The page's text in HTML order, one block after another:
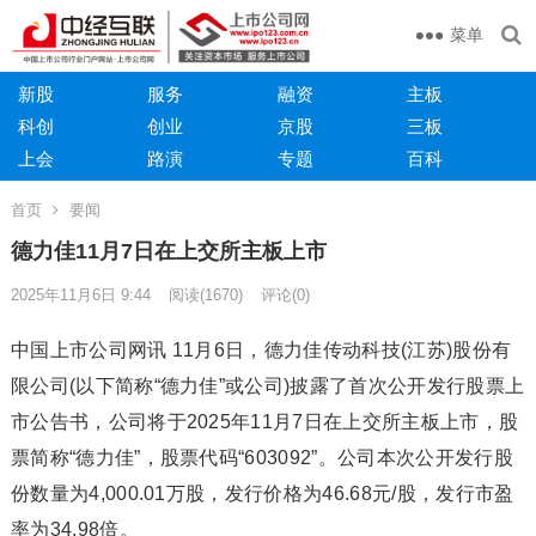
菜单
新股 服务 融资
主板
科创
创业 京股
三板
上会
路演 专题 百科
首页 要闻
德力佳11月7日在上交所主板上市
2025年11月6日 9:44 阅读(1670) 评论(0)
中国上市公司网讯 11月6日，德力佳传动科技(江苏)股份有
限公司(以下简称“德力佳”或公司)披露了首次公开发行股票上
市公告书，公司将于2025年11月7日在上交所主板上市，股
票简称“德力佳”，股票代码“603092”。公司本次公开发行股
份数量为4,000.01万股，发行价格为46.68元/股，发行市盈
率为34.98倍。